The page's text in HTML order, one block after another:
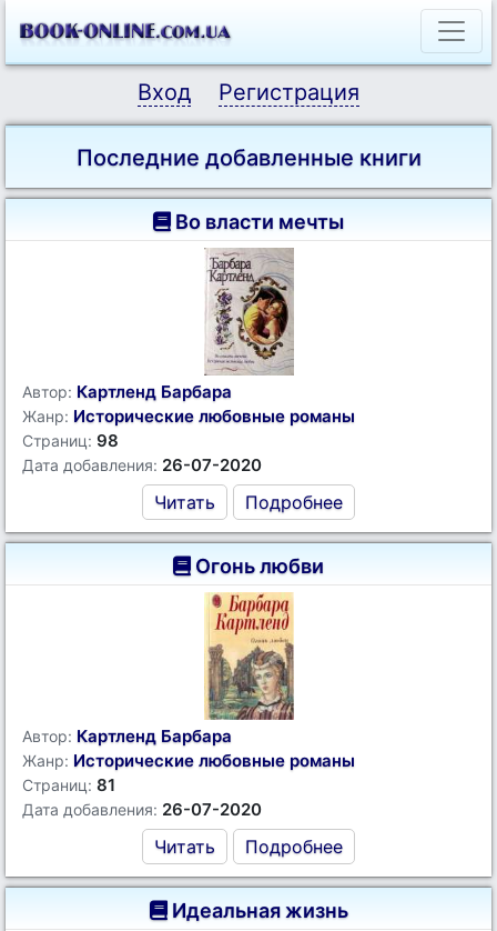
Вход Регистрация
Последние добавленные книги
Во власти мечты
Автор: Картленд Барбара
Жанр: Исторические любовные романы
Страниц: 98
Дата добавления: 26-07-2020
Читать Подробнее
Огонь любви
Автор: Картленд Барбара
Жанр: Исторические любовные романы
Страниц: 81
Дата добавления: 26-07-2020
Читать Подробнее
Идеальная жизнь